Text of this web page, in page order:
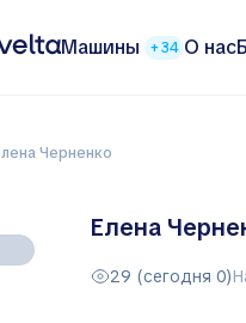
Машины +34 О нас
Елена Черненко
Елена
29 (сегодня 0)